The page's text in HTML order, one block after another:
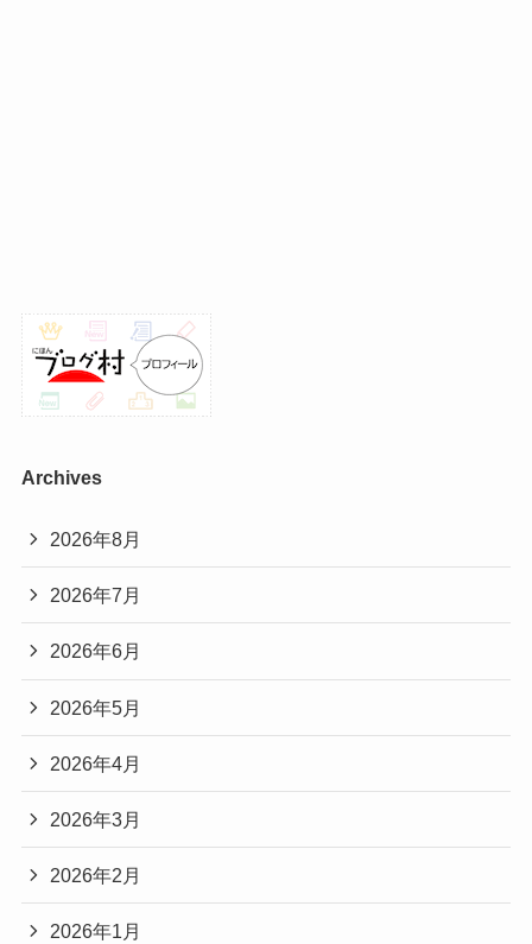
Archives
2026年8月
2026年7月
2026年6月
2026年5月
2026年4月
2026年3月
2026年2月
2026年1月